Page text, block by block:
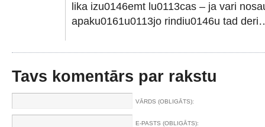
lika izu0146emt lu0113cas – ja vari
apaku0161u0113jo rindiu0146u tad
Tavs komentārs par rakstu
VĀRDS (OBLIGĀTS):
E-PASTS (OBLIGĀTS):